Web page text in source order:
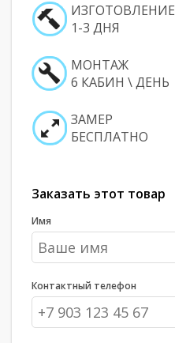
ИЗГОТОВЛЕНИЕ
1-3 ДНЯ
МОНТАЖ
6 КАБИН \ ДЕНЬ
ЗАМЕР
БЕСПЛАТНО
Заказать этот товар
Имя
Контактный телефон